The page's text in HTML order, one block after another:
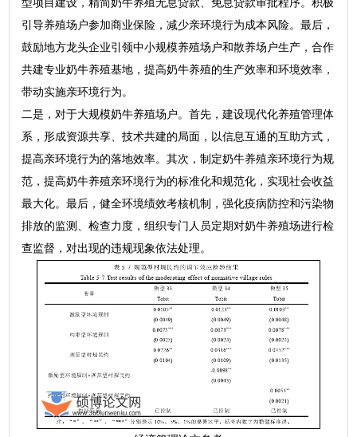
型项目建设，精简奶牛养殖无息贷款、免息贷款审批程序。积极
引导养殖场户参加商业保险，减少亲环境行为成本风险。最后，
鼓励地方龙头企业引领中小规模养殖场户和散养场户生产，合作
共建专业奶牛养殖基地，提高奶牛养殖的生产效率和环境效率，
带动实施亲环境行为。
二是，对于大规模奶牛养殖场户。首先，建设现代化养殖管理体
系，形成资源共享、技术共建的局面，以信息互通的互助方式，
提高亲环境行为的落地效率。其次，制定奶牛养殖亲环境行为规
范，提高奶牛养殖亲环境行为的标准化和规范化，实现社会收益
最大化。最后，健全环境绩效考核机制，强化疫病防控和污染物
排放的监测、检查力度，组织专门人员定期对奶牛养殖场进行检
查监督，对出现的违规现象依法处理。